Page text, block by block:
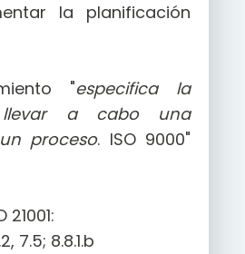
la planificación
"especifica la
a cabo una
proceso. ISO 9000"
7.5; 8.8.1.b